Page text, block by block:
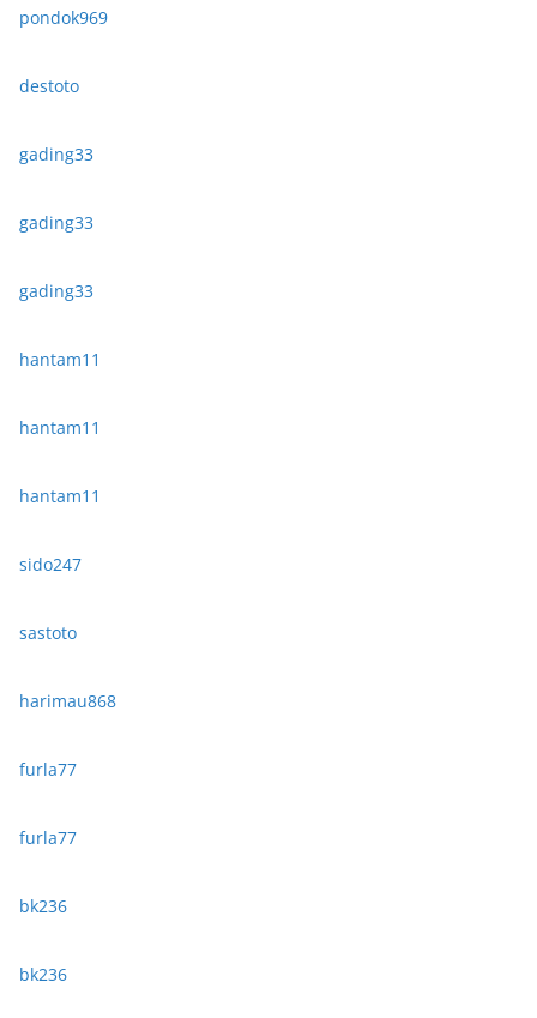
pondok969
destoto
gading33
gading33
gading33
hantam11
hantam11
hantam11
sido247
sastoto
harimau868
furla77
furla77
bk236
bk236